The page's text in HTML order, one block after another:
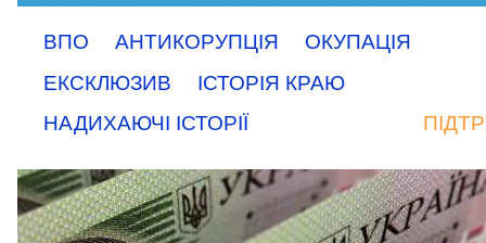
ВПО АНТИКОРУПЦІЯ
ОКУПАЦІЯ
ЕКСКЛЮЗИВ
ІСТОРІЯ КРАЮ
НАДИХАЮЧІ ІСТОРІЇ